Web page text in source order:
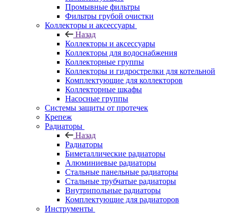
Промывные фильтры
Фильтры грубой очистки
Коллекторы и аксессуары
Назад
Коллекторы и аксессуары
Коллекторы для водоснабжения
Коллекторные группы
Коллекторы и гидрострелки для котельной
Комплектующие для коллекторов
Коллекторные шкафы
Насосные группы
Системы защиты от протечек
Крепеж
Радиаторы
Назад
Радиаторы
Биметаллические радиаторы
Алюминиевые радиаторы
Стальные панельные радиаторы
Стальные трубчатые радиаторы
Внутрипольные радиаторы
Комплектующие для радиаторов
Инструменты